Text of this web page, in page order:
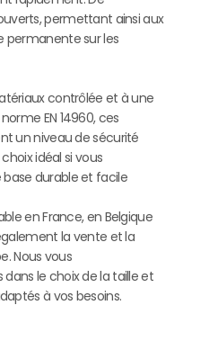
permettant ainsi aux
permanente sur les
contrôlée et à une
EN 14960, ces
un niveau de sécurité
idéal si vous
durable et facile
en France, en Belgique
la vente et la
Nous vous
le choix de la taille et
à vos besoins.